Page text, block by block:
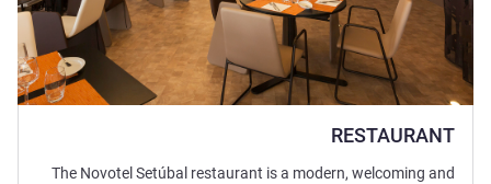
RESTAURANT
The Novotel Setúbal restaurant is a modern, welcoming and